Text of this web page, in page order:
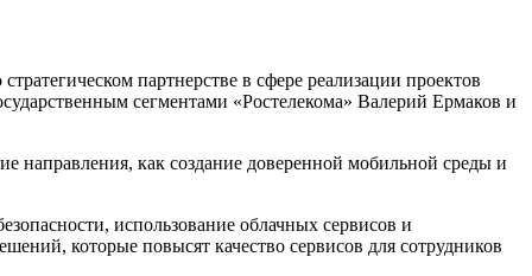
партнерстве в сфере реализации проектов
сегментами «Ростелекома» Валерий Ермаков и
направления, как создание доверенной мобильной среды и
использование облачных сервисов и
которые повысят качество сервисов для сотрудников